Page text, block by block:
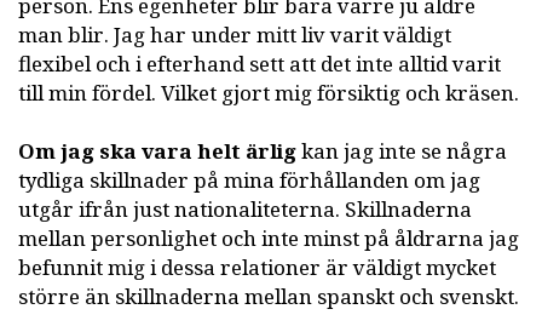
person. Ens egenheter blir bara värre ju äldre
man blir. Jag har under mitt liv varit väldigt
flexibel och i efterhand sett att det inte alltid varit
till min fördel. Vilket gjort mig försiktig och kräsen.
Om jag ska vara helt ärligkan jag inte se några
tydliga skillnader på mina förhållanden om jag
utgår ifrån just nationaliteterna. Skillnaderna
mellan personlighet och inte minst på åldrarna jag
befunnit mig i dessa relationer är väldigt mycket
större än skillnaderna mellan spanskt och svenskt.